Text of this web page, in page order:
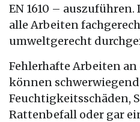
EN 1610 –
alle Arbeiten
umweltgerecht
Fehlerhafte Arbeiten
können
Feuchtigkeitsschäden,
Rattenbefall oder gar